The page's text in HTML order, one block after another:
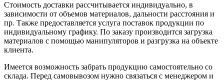
Стоимость доставки рассчитывается индивидуально, в
зависимости от объемов материалов, дальности расстояния и
пр. Также предоставляется услуга поставок продукции по
индивидуальному графику. По заказу производится загрузка
материалов с помощью манипуляторов и разгрузка на объекте
клиента.
Имеется возможность забрать продукцию самостоятельно со
склада. Перед самовывозом нужно связаться с менеджером и